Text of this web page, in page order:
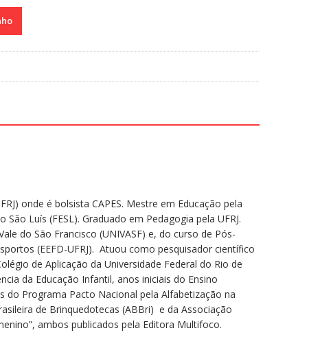
onde é bolsista CAPES. Mestre em Educação pela
Luís (FESL). Graduado em Pedagogia pela UFRJ.
do São Francisco (UNIVASF) e, do curso de Pós-
(EEFD-UFRJ). Atuou como pesquisador científico
de Aplicação da Universidade Federal do Rio de
da Educação Infantil, anos iniciais do Ensino
do Programa Pacto Nacional pela Alfabetização na
de Brinquedotecas (ABBri) e da Associação
ambos publicados pela Editora Multifoco.